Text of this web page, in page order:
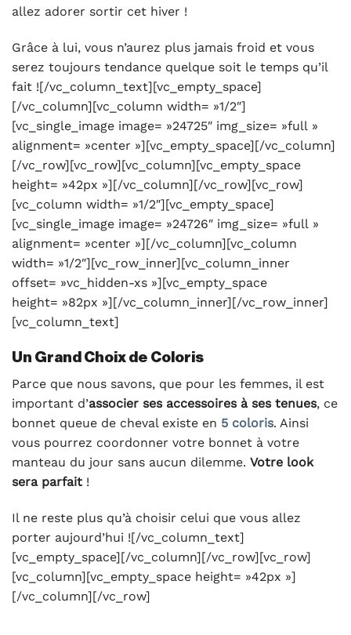
allez adorer sortir cet hiver !
Grâce à lui, vous n’aurez plus jamais froid et vous
serez toujours tendance quelque soit le temps qu’il
fait ![/vc_column_text][vc_empty_space]
[/vc_column][vc_column width= »1/2″]
[vc_single_image image= »24725″ img_size= »full »
alignment= »center »][vc_empty_space][/vc_column]
[/vc_row][vc_row][vc_column][vc_empty_space
height= »42px »][/vc_column][/vc_row][vc_row]
[vc_column width= »1/2″][vc_empty_space]
[vc_single_image image= »24726″ img_size= »full »
alignment= »center »][/vc_column][vc_column
width= »1/2″][vc_row_inner][vc_column_inner
offset= »vc_hidden-xs »][vc_empty_space
height= »82px »][/vc_column_inner][/vc_row_inner]
[vc_column_text]
Un Grand Choix de Coloris
Parce que nous savons, que pour les femmes, il est
important d’associer ses accessoires à ses tenues, ce
bonnet queue de cheval existe en 5 coloris. Ainsi
vous pourrez coordonner votre bonnet à votre
manteau du jour sans aucun dilemme. Votre look
sera parfait !
Il ne reste plus qu’à choisir celui que vous allez
porter aujourd’hui ![/vc_column_text]
[vc_empty_space][/vc_column][/vc_row][vc_row]
[vc_column][vc_empty_space height= »42px »]
[/vc_column][/vc_row]